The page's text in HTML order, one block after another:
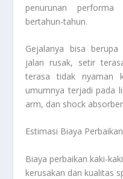
penurunan
bertahun-tahun.
Gejalanya bisa
jalan rusak, setir
terasa tidak nyaman
umumnya terjadi pada
arm, dan shock
Estimasi Biaya Perbaikan
Biaya perbaikan kaki-
kerusakan dan kualitas